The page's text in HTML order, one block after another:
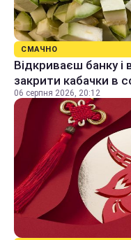
СМАЧНО
Відкриваєш банку
закрити кабачки в
06 серпня 2026, 20:12